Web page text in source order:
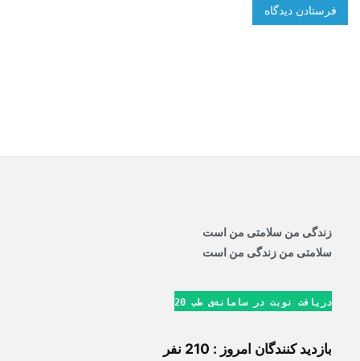
زندگی من سلامتی من است
سلامتی من زندگی من است
دریافت نوبت در سامانه‌ی طب 20
بازدید کنندگان امروز : 210 نفر